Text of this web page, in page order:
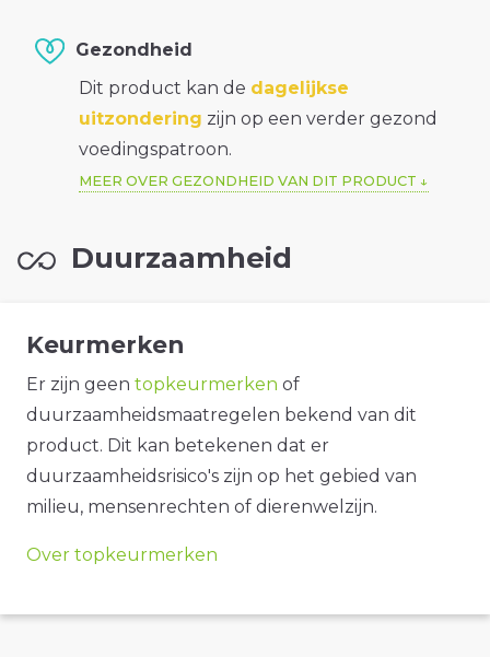
Gezondheid
Dit product kan de dagelijkse
uitzondering zijn op een verder gezond
voedingspatroon.
MEER OVER GEZONDHEID VAN DIT PRODUCT
Duurzaamheid
Keurmerken
Er zijn geen topkeurmerken of
duurzaamheidsmaatregelen bekend van dit
product. Dit kan betekenen dat er
duurzaamheidsrisico's zijn op het gebied van
milieu, mensenrechten of dierenwelzijn.
Over topkeurmerken